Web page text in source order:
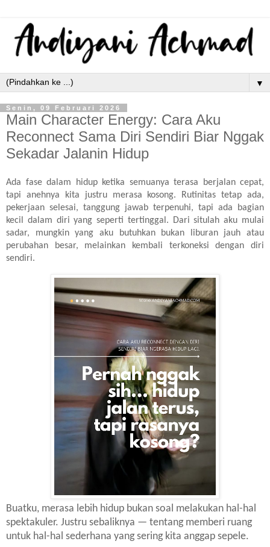
▼
Senin, 09 Februari 2026
Main Character Energy: Cara Aku
Reconnect Sama Diri Sendiri Biar Nggak
Sekadar Jalanin Hidup
Ada fase dalam hidup ketika semuanya terasa berjalan cepat,
tapi anehnya kita justru merasa kosong. Rutinitas tetap ada,
pekerjaan selesai, tanggung jawab terpenuhi, tapi ada bagian
kecil dalam diri yang seperti tertinggal. Dari situlah aku mulai
sadar, mungkin yang aku butuhkan bukan liburan jauh atau
perubahan besar, melainkan kembali terkoneksi dengan diri
sendiri.
Buatku, merasa lebih hidup bukan soal melakukan hal-hal
spektakuler. Justru sebaliknya — tentang memberi ruang
untuk hal-hal sederhana yang sering kita anggap sepele.